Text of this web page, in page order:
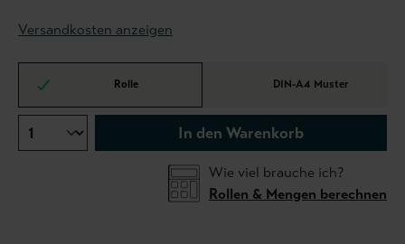
Versandkosten anzeigen
Rolle DIN-A4 Muster
In den Warenkorb
Wie viel brauche ich?
Rollen & Mengen berechnen